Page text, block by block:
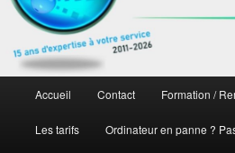
principal
Aller
au
Accueil Contact Formation /
Les tarifs Ordinateur en panne ?